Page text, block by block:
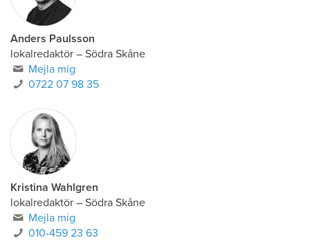
Anders Paulsson
lokalredaktör – Södra Skåne
Mejla mig
0722 07 98 35
Kristina Wahlgren
lokalredaktör – Södra Skåne
Mejla mig
010-459 23 63